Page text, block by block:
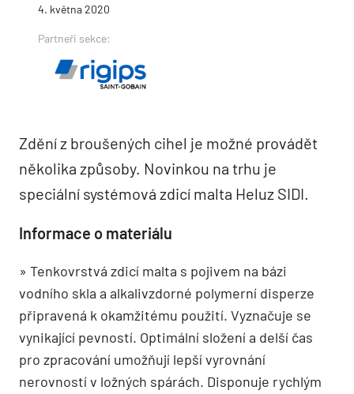
4. května 2020
Partneři sekce:
Zdění z broušených cihel je možné provádět
několika způsoby. Novinkou na trhu je
speciální systémová zdicí malta Heluz SIDI.
Informace o materiálu
» Tenkovrstvá zdicí malta s pojivem na bázi
vodního skla a alkalivzdorné polymerní disperze
připravená k okamžitému použití. Vyznačuje se
vynikající pevností. Optimální složení a delší čas
pro zpracování umožňují lepší vyrovnání
nerovností v ložných spárách. Disponuje rychlým